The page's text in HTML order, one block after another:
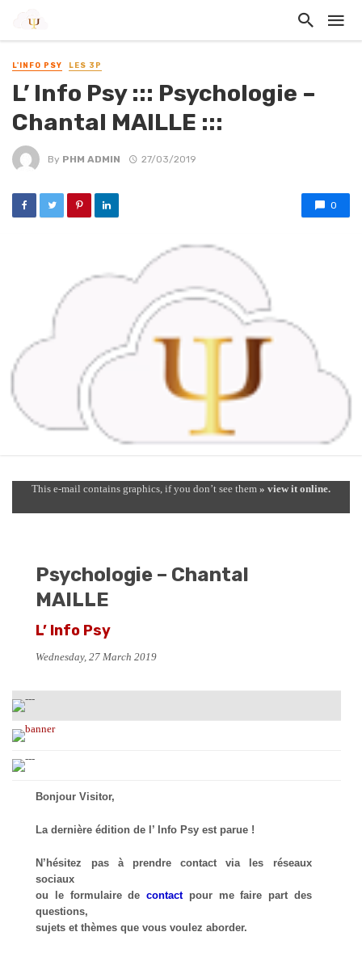
L'INFO PSY LES 3P
L’ Info Psy ::: Psychologie –
Chantal MAILLE :::
By PHM ADMIN 27/03/2019
0
This e-mail contains graphics, if you don’t see them » view it online.
Psychologie – Chantal
MAILLE
L’ Info Psy
Wednesday, 27 March 2019
Bonjour Visitor,
La dernière édition de l’ Info Psy est parue !
N’hésitez pas à prendre contact via les réseaux
sociaux
ou le formulaire decontact pour me faire part des
questions,
sujets et thèmes que vous voulez aborder.